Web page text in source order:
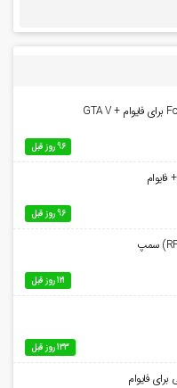
96 روز قبل
96 روز قبل
121 روز قبل
133 روز قبل